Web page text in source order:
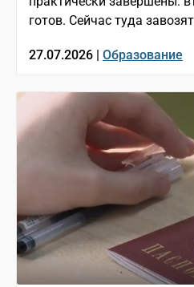
готов. Сейчас туда
27.07.2026 | Образование